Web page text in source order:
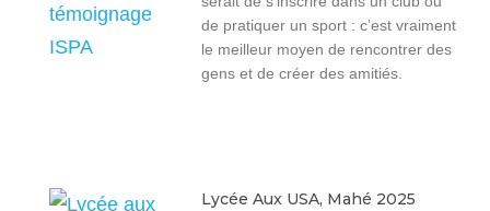
de pratiquer un sport : c’est vraiment
le meilleur moyen de rencontrer des
gens et de créer des amitiés.
Lycée Aux USA, Mahé 2025